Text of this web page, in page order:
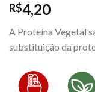
R$4,20
A Proteína Vegetal
substituição da